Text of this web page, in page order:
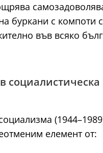
буркани с компоти
във всяко
социалистическа
елемент от: